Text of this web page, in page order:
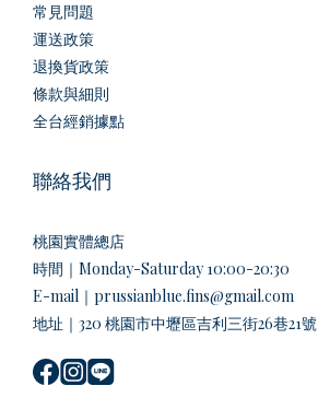
常見問題
運送政策
退換貨政策
條款與細則
全台經銷據點
聯絡我們
桃園實體總店
時間｜Monday-Saturday 10:00-20:30
E-mail｜prussianblue.fins@gmail.com
地址｜320 桃園市中壢區吉利三街26巷21號